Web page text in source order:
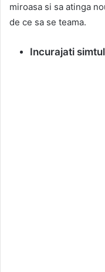
miroasa si sa atinga
de ce sa se teama.
Incurajati